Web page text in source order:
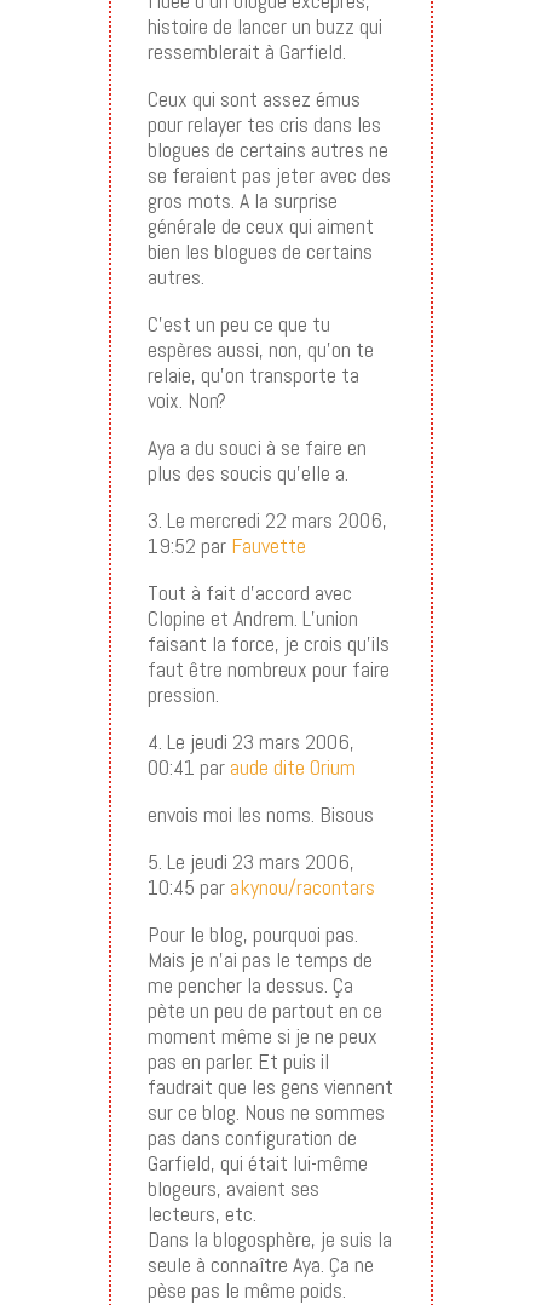
histoire de lancer un buzz qui
ressemblerait à Garfield.
Ceux qui sont assez émus
pour relayer tes cris dans les
blogues de certains autres ne
se feraient pas jeter avec des
gros mots. A la surprise
générale de ceux qui aiment
bien les blogues de certains
autres.
C’est un peu ce que tu
espères aussi, non, qu’on te
relaie, qu’on transporte ta
voix. Non?
Aya a du souci à se faire en
plus des soucis qu’elle a.
3. Le mercredi 22 mars 2006,
19:52 par Fauvette
Tout à fait d’accord avec
Clopine et Andrem. L’union
faisant la force, je crois qu’ils
faut être nombreux pour faire
pression.
4. Le jeudi 23 mars 2006,
00:41 par aude dite Orium
envois moi les noms. Bisous
5. Le jeudi 23 mars 2006,
10:45 par akynou/racontars
Pour le blog, pourquoi pas.
Mais je n’ai pas le temps de
me pencher la dessus. Ça
pète un peu de partout en ce
moment même si je ne peux
pas en parler. Et puis il
faudrait que les gens viennent
sur ce blog. Nous ne sommes
pas dans configuration de
Garfield, qui était lui-même
blogeurs, avaient ses
lecteurs, etc.
Dans la blogosphère, je suis la
seule à connaître Aya. Ça ne
pèse pas le même poids.